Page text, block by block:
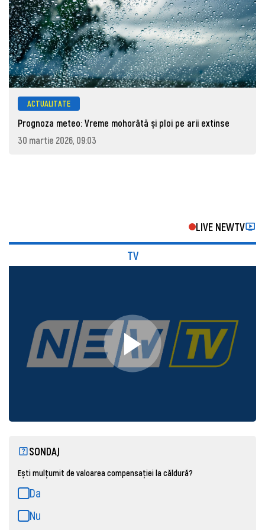
ACTUALITATE
Prognoza meteo: Vreme mohorâtă şi ploi pe arii extinse
30 martie 2026, 09:03
LIVE NEWTV
TV
SONDAJ
Ești mulțumit de valoarea compensației la căldură?
Da
Nu